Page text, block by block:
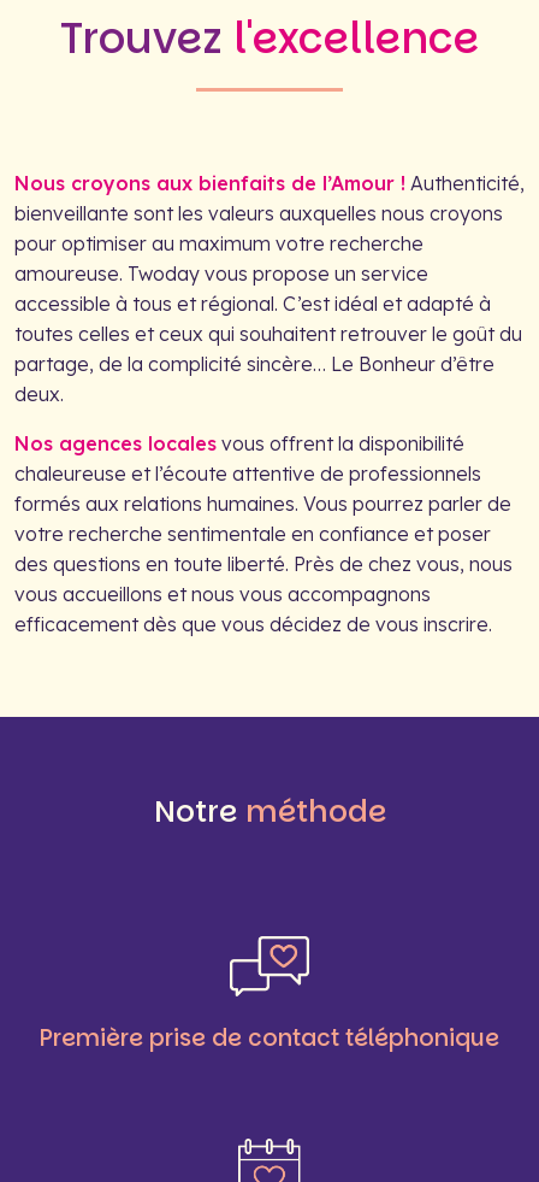
Trouvez l'excellence
Nous croyons aux bienfaits de l’Amour ! Authenticité,
bienveillante sont les valeurs auxquelles nous croyons
pour optimiser au maximum votre recherche
amoureuse. Twoday vous propose un service
accessible à tous et régional. C’est idéal et adapté à
toutes celles et ceux qui souhaitent retrouver le goût du
partage, de la complicité sincère… Le Bonheur d’être
deux.
Nos agences locales vous offrent la disponibilité
chaleureuse et l’écoute attentive de professionnels
formés aux relations humaines. Vous pourrez parler de
votre recherche sentimentale en confiance et poser
des questions en toute liberté. Près de chez vous, nous
vous accueillons et nous vous accompagnons
efficacement dès que vous décidez de vous inscrire.
Notre méthode
Première prise de contact téléphonique